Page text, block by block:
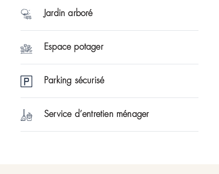
Jardin arboré
Espace potager
Parking sécurisé
Service d’entretien ménager